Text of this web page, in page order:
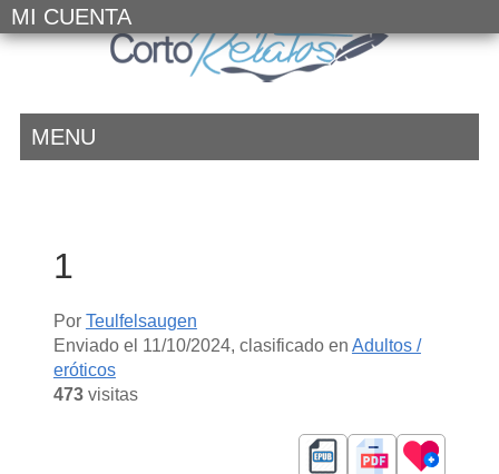
MI CUENTA
MENU
1
Por Teulfelsaugen
Enviado el 11/10/2024, clasificado en Adultos /
eróticos
473visitas